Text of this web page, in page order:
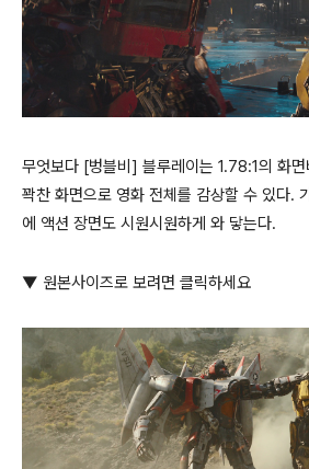
무엇보다 [벙블비] 블루레이는 1.78:1의 화면
꽉찬 화면으로 영화 전체를 감상할 수 있다.
에 액션 장면도 시원시원하게 와 닿는다.
▼ 원본사이즈로 보려면 클릭하세요